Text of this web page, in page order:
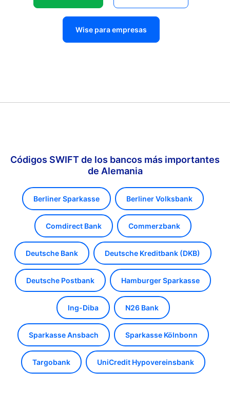
Wise para empresas
Códigos SWIFT de los bancos más importantes
de Alemania
Berliner Sparkasse Berliner Volksbank
Comdirect Bank Commerzbank
Deutsche Bank Deutsche Kreditbank (DKB)
Deutsche Postbank Hamburger Sparkasse
Ing-Diba N26 Bank
Sparkasse Ansbach Sparkasse Kölnbonn
Targobank UniCredit Hypovereinsbank